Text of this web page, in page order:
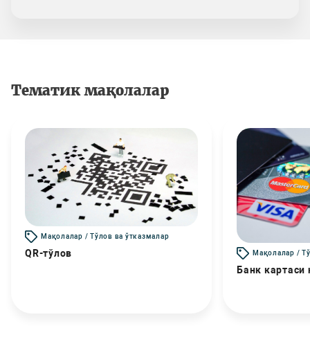
Тематик мақолалар
Мақолалар / Тўлов ва ўтказмалар
QR-тўлов Мақолалар /
Банк картаси